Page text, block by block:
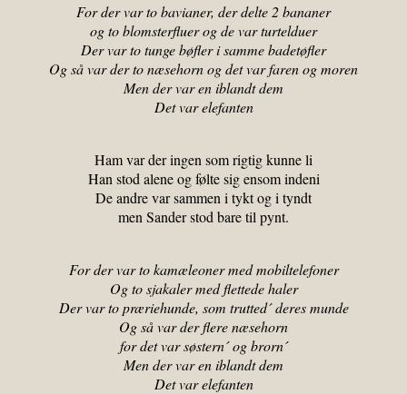
For der var to bavianer, der delte 2 bananer
og to blomsterfluer og de var turtelduer
Der var to tunge bøfler i samme badetøfler
Og så var der to næsehorn og det var faren og moren
Men der var en iblandt dem
Det var elefanten
Ham var der ingen som rigtig kunne li
Han stod alene og følte sig ensom indeni
De andre var sammen i tykt og i tyndt
men Sander stod bare til pynt.
For der var to kamæleoner med mobiltelefoner
Og to sjakaler med flettede haler
Der var to præriehunde, som trutted´ deres munde
Og så var der flere næsehorn
for det var søstern´ og brorn´
Men der var en iblandt dem
Det var elefanten